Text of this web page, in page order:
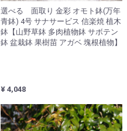
選べる 面取り 金彩 オモト鉢(万年
青鉢) 4号 サナサービス 信楽焼 植木
鉢【山野草鉢 多肉植物鉢 サボテン
鉢 盆栽鉢 果樹苗 アガベ 塊根植物】
¥ 4,048